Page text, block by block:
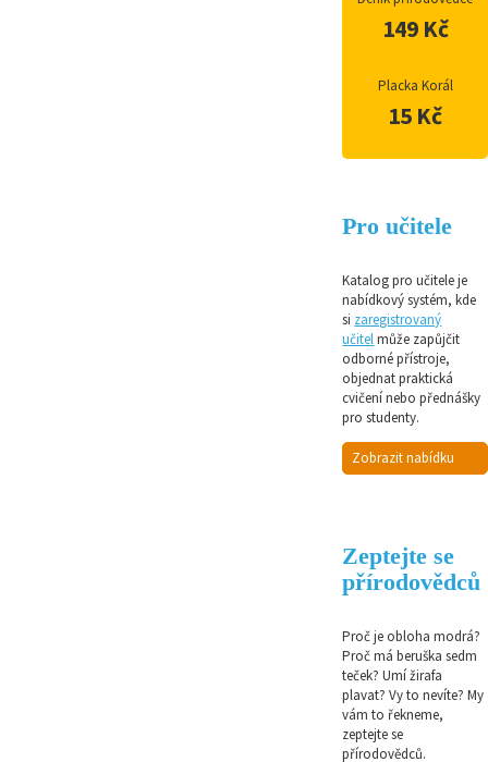
149 Kč
Placka Korál
15 Kč
Pro učitele
Katalog pro učitele je
nabídkový systém, kde
si zaregistrovaný
učitelmůže zapůjčit
odborné přístroje,
objednat praktická
cvičení nebo přednášky
pro studenty.
Zobrazit nabídku
Zeptejte se
přírodovědců
Proč je obloha modrá?
Proč má beruška sedm
teček? Umí žirafa
plavat? Vy to nevíte? My
vám to řekneme,
zeptejte se
přírodovědců.